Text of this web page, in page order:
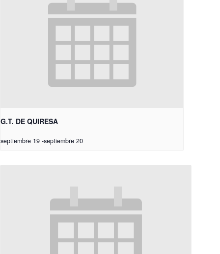
G.T. DE QUIRESA
septiembre 19 -septiembre 20